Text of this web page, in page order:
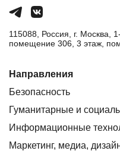
115088, Россия, г. Москва,
помещение 306, 3 этаж,
Направления
Безопасность
Гуманитарные и
Информационные
Маркетинг, медиа,